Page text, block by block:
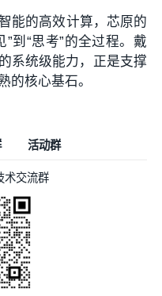
能的高效计算，芯原的
到“思考”的全过程。戴
系统级能力，正是支撑
的核心基石。
活动群
术交流群